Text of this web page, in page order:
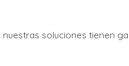
nuestras soluciones tienen